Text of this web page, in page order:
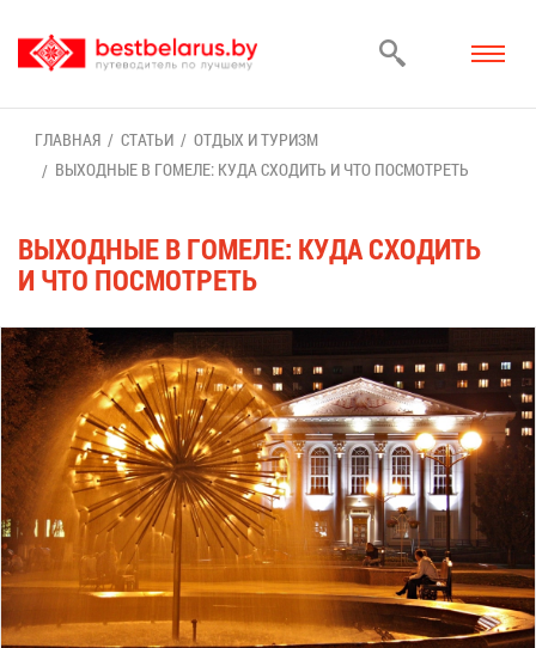
ГЛАВ­НАЯ СТА­ТЬИ
ОТ­ДЫХ И ТУ­РИЗМ
ВЫ­ХОД­НЫЕ В ГО­МЕ­ЛЕ: КУ­ДА СХО­ДИТЬ И ЧТО ПО­СМОТ­РЕТЬ
ВЫ­ХОД­НЫЕ В ГО­МЕ­ЛЕ: КУ­ДА СХО­ДИТЬ
И ЧТО ПО­СМОТ­РЕТЬ